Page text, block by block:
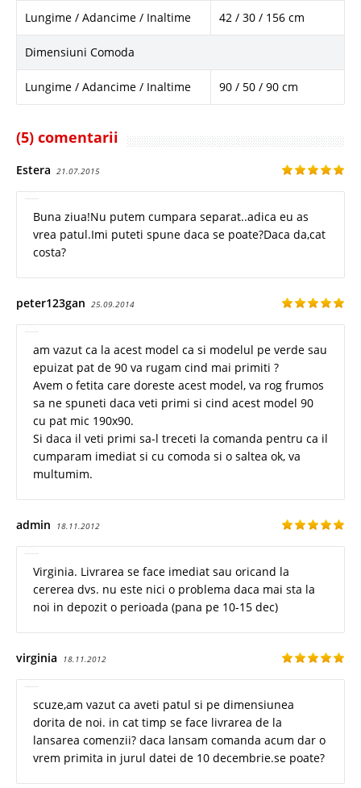
Lungime / Adancime / Inaltime 42 / 30 / 156 cm
Dimensiuni Comoda
Lungime / Adancime / Inaltime 90 / 50 / 90 cm
(5) comentarii
Estera 21.07.2015
Buna ziua!Nu putem cumpara separat..adica eu as
vrea patul.Imi puteti spune daca se poate?Daca da,cat
costa?
peter123gan 25.09.2014
am vazut ca la acest model ca si modelul pe verde sau
epuizat pat de 90 va rugam cind mai primiti ?
Avem o fetita care doreste acest model, va rog frumos
sa ne spuneti daca veti primi si cind acest model 90
cu pat mic 190x90.
Si daca il veti primi sa-l treceti la comanda pentru ca il
cumparam imediat si cu comoda si o saltea ok, va
multumim.
admin 18.11.2012
Virginia. Livrarea se face imediat sau oricand la
cererea dvs. nu este nici o problema daca mai sta la
noi in depozit o perioada (pana pe 10-15 dec)
virginia 18.11.2012
scuze,am vazut ca aveti patul si pe dimensiunea
dorita de noi. in cat timp se face livrarea de la
lansarea comenzii? daca lansam comanda acum dar o
vrem primita in jurul datei de 10 decembrie.se poate?